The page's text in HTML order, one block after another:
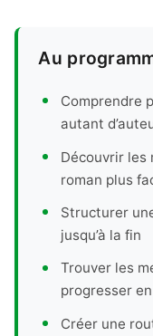
Au
Comprendre
autant
Découvrir les
roman plus
Structurer
jusqu’à la fin
Trouver les
progresser
Créer une